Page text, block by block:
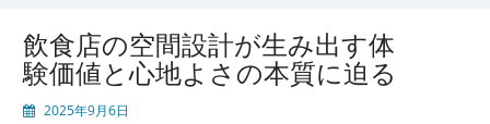
飲食店の空間設計が生み出す体
験価値と心地よさの本質に迫る
2025年9月6日